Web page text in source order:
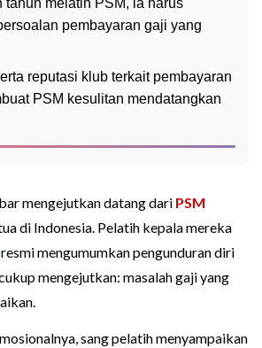
tahun melatih PSM, ia harus
pembayaran gaji yang
reputasi klub terkait pembayaran
PSM kesulitan mendatangkan
mengejutkan datang dari PSM
di Indonesia. Pelatih kepala mereka
resmi mengumumkan pengunduran diri
mengejutkan: masalah gaji yang
sang pelatih menyampaikan